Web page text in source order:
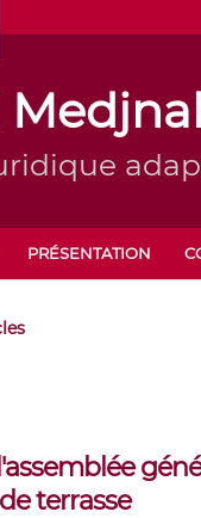
PRÉSENTATION
terrasse